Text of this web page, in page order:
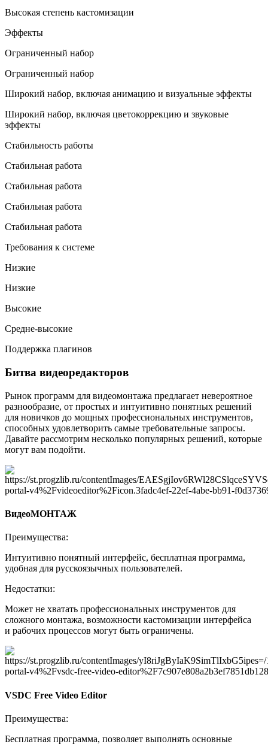
Высокая степень кастомизации
Эффекты
Ограниченный набор
Ограниченный набор
Широкий набор, включая анимацию и визуальные эффекты
Широкий набор, включая цветокоррекцию и звуковые
эффекты
Стабильность работы
Стабильная работа
Стабильная работа
Стабильная работа
Стабильная работа
Требования к системе
Низкие
Низкие
Высокие
Средне-высокие
Поддержка плагинов
Битва видеоредакторов
Рынок программ для видеомонтажа предлагает невероятное
разнообразие, от простых и интуитивно понятных решений
для новичков до мощных профессиональных инструментов,
способных удовлетворить самые требовательные запросы.
Давайте рассмотрим несколько популярных решений, которые
могут вам подойти.
ВидеоМОНТАЖ
Преимущества:
Интуитивно понятный интерфейс, бесплатная программа,
удобная для русскоязычных пользователей.
Недостатки:
Может не хватать профессиональных инструментов для
сложного монтажа, возможности кастомизации интерфейса
и рабочих процессов могут быть ограничены.
VSDC Free Video Editor
Преимущества:
Бесплатная программа, позволяет выполнять основные